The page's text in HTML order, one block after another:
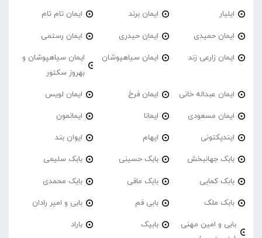
ایلیار ایمان برند ایمان تام تام
ایمان حمیدی ایمان حیدری ایمان رستمی
ایمان زارعی زند ایمان سیاهپوشان
ایمان سیاهپوشان و
بهروز سکتور
ایمان عبداله خانی ایمان فرخ ایمان لویس
ایمان مسعودی ایمانا ایمانمون
ایندیکتونی ایهام ایوان بند
بابک جهانبخش بابک حسینی بابک سلیمی
بابک کمایی بابک مافی بابک محمدی
بابک ملک بابی فم بابی و امیر رادان
بابی و امین مهنی
بابیک باراد